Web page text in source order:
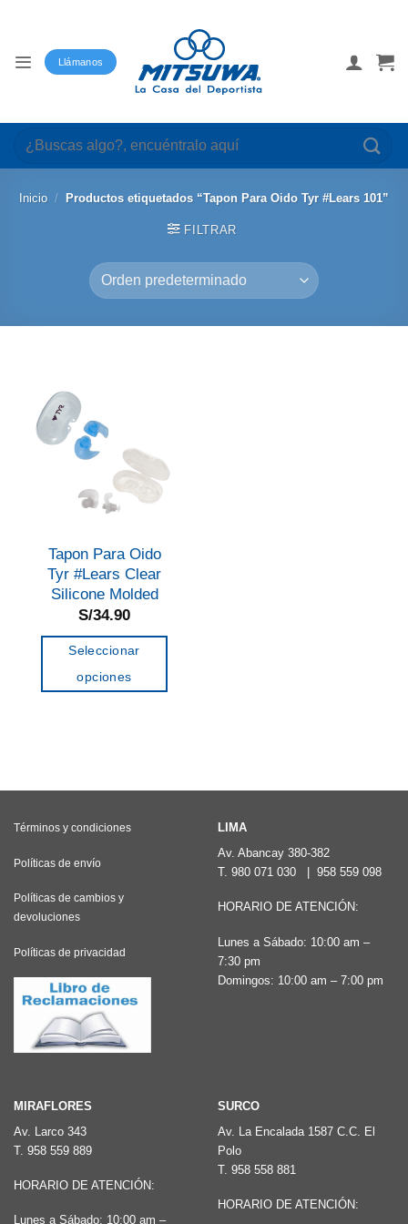
Llámanos
Buscar
por:
Inicio / Productos etiquetados “Tapon Para Oido Tyr #Lears 101”
FILTRAR
Tapon Para Oido
Tyr #Lears Clear
Silicone Molded
S/34.90
Seleccionar
opciones
Las
pueden
en
la
página
de
producto
Términos y condiciones
Políticas de envío
Políticas de cambios y
devoluciones
Políticas de privacidad
LIMA
Av. Abancay 380-382
T. 980 071 030 958 559 098
HORARIO DE ATENCIÓN:
Lunes a Sábado: 10:00 am –
7:30 pm
Domingos: 10:00 am – 7:00 pm
MIRAFLORES
Av. Larco 343
T. 958 559 889
HORARIO DE ATENCIÓN:
Lunes a Sábado: 10:00 am –
SURCO
Av. La Encalada 1587 C.C. El
Polo
T. 958 558 881
HORARIO DE ATENCIÓN: